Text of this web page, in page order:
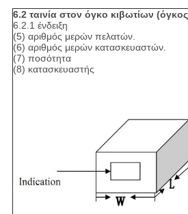
6.2 ταινία στον όγκο κιβωτίων
6.2.1 ένδειξη
(5) αριθμός μερών πελατών.
(6) αριθμός μερών κατασκευαστών.
(7) ποσότητα
(8) κατασκευαστής